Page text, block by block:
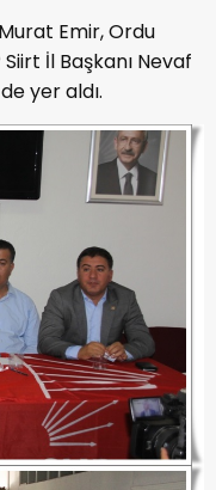
Emir, Ordu
İl Başkanı Nevaf
yer aldı.